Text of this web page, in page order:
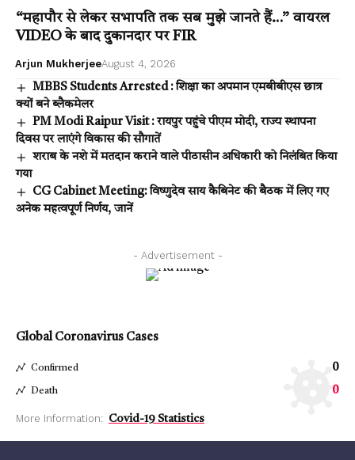
“महापौर से लेकर सभापति तक सब मुझे जानते हैं…” वायरल
VIDEO के बाद दुकानदार पर FIR
Arjun MukherjeeAugust 4, 2026
MBBS Students Arrested : शिक्षा का अपमान एमबीबीएस छात्र
क्यों बने ब्लैकमेलर
PM Modi Raipur Visit : रायपुर पहुंचे पीएम मोदी, राज्य स्थापना
दिवस पर लाएंगे विकास की सौगातें
शराब के नशे में मतदान कराने वाले पीठासीन अधिकारी को निलंबित किया
गया
CG Cabinet Meeting: विष्णुदेव साय कैबिनेट की बैठक में लिए गए
अनेक महत्वपूर्ण निर्णय, जानें
- Advertisement -
Global Coronavirus Cases
Confirmed 0
Death 0
More Information: Covid-19 Statistics